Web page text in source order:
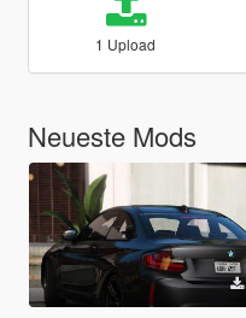
1 Upload
Neueste Mods